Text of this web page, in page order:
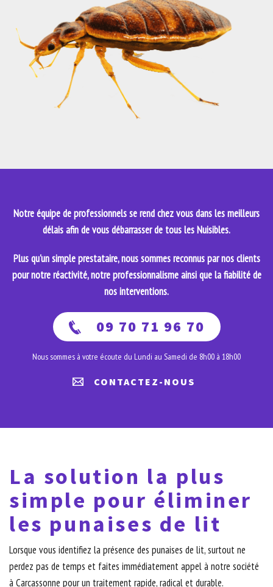
Notre équipe de professionnels se rend chez vous dans les meilleurs
délais afin de vous débarrasser de tous les Nuisibles.
Plus qu'un simple prestataire, nous sommes reconnus par nos clients
pour notre réactivité, notre professionnalisme ainsi que la fiabilité de
nos interventions.
09 70 71 96 70
Nous sommes à votre écoute du Lundi au Samedi de 8h00 à 18h00
CONTACTEZ-NOUS
La solution la plus
simple pour éliminer
les punaises de lit
Lorsque vous identifiez la présence des punaises de lit, surtout ne
perdez pas de temps et faites immédiatement appel à notre société
à Carcassonne pour un traitement rapide, radical et durable.